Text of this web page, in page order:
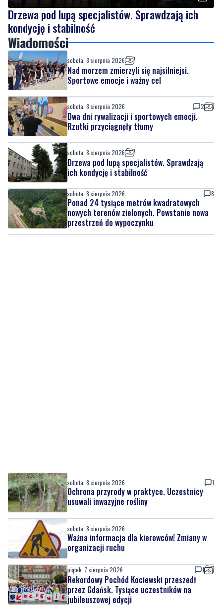
Drzewa pod lupą specjalistów. Sprawdzają ich
kondycję i stabilność
Wiadomości
sobota, 8 sierpnia 2026
Nad morzem zmierzyli się najsilniejsi.
Sportowe emocje i ważny cel
sobota, 8 sierpnia 2026 2
Dwa dni rywalizacji i sportowych emocji.
Rzutki przyciągnęły tłumy
sobota, 8 sierpnia 2026
Drzewa pod lupą specjalistów. Sprawdzają
ich kondycję i stabilność
sobota, 8 sierpnia 2026 8
Ponad 24 tysiące metrów kwadratowych
nowych terenów zielonych. Powstanie nowa
przestrzeń do wypoczynku
sobota, 8 sierpnia 2026 1
Ochrona przyrody w praktyce. Uczestnicy
usuwali inwazyjne rośliny
sobota, 8 sierpnia 2026
Ważna informacja dla kierowców! Zmiany w
organizacji ruchu
piątek, 7 sierpnia 2026 1
Rekordowy Pochód Kociewski przeszedł
przez Gdańsk. Tysiące uczestników na
jubileuszowej edycji